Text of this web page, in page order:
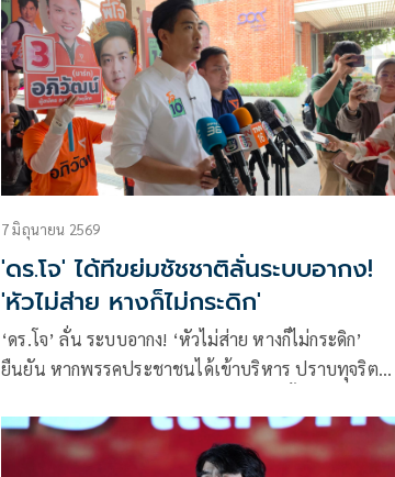
7 มิถุนายน 2569
'ดร.โจ' ได้ทีขย่มชัชชาติลั่นระบบอากง!
'หัวไม่ส่าย หางก็ไม่กระดิก'
‘ดร.โจ’ ลั่น ระบบอากง! ‘หัวไม่ส่าย หางก็ไม่กระดิก’
ยืนยัน หากพรรคประชาชนได้เข้าบริหาร ปราบทุจริต
โมเดล ตัวเลขทุจริตลดลง ระบุผลงานพิสูจน์แล้วด้วย
แบรนด์พรรคส้ม